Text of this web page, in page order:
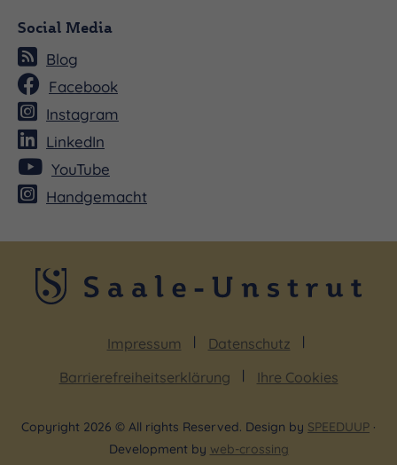
Social Media
Blog
Facebook
Instagram
LinkedIn
YouTube
Handgemacht
Impressum
Datenschutz
Barrierefreiheitserklärung
Ihre Cookies
Copyright 2026 © All rights Reserved. Design by SPEEDUUP ·
Development by web-crossing